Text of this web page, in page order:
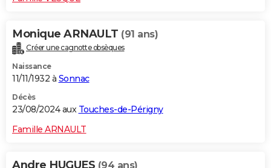
Monique ARNAULT (91 ans)
Créer une cagnotte obsèques
Naissance
11/11/1932 à Sonnac
Décès
23/08/2024 aux Touches-de-Périgny
Famille ARNAULT
Andre HUGUES (94 ans)